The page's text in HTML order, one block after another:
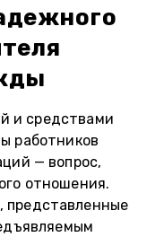
и средствами
работников
— вопрос,
отношения.
представленные